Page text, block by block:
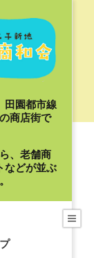
田園都市線
商店街で
、老舗商
などが並ぶ